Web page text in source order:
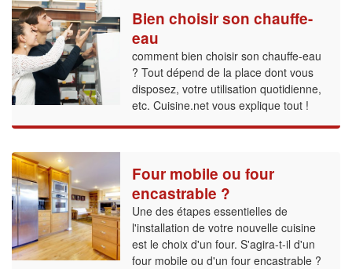
Bien choisir son chauffe-
eau
comment bien choisir son chauffe-eau
? Tout dépend de la place dont vous
disposez, votre utilisation quotidienne,
etc. Cuisine.net vous explique tout !
Four mobile ou four
encastrable ?
Une des étapes essentielles de
l'installation de votre nouvelle cuisine
est le choix d'un four. S'agira-t-il d'un
four mobile ou d'un four encastrable ?